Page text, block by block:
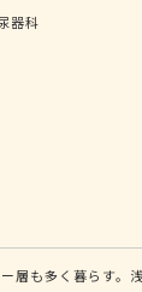
器科
も多く暮らす